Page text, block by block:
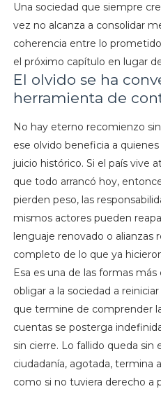
Una sociedad que siempre
vez no alcanza a consolidar
coherencia entre lo
el próximo capítulo en lugar
El olvido se ha
herramienta de
No hay eterno recomienzo
ese olvido beneficia a
juicio histórico. Si el país vive
que todo arrancó hoy,
pierden peso, las
mismos actores pueden
lenguaje renovado o alianzas
completo de lo que ya
Esa es una de las formas
obligar a la sociedad a
que termine de comprender
cuentas se posterga
sin cierre. Lo fallido queda sin
ciudadanía, agotada, termina
como si no tuviera derecho a